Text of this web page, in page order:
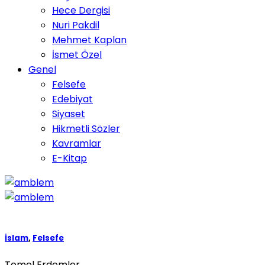
Hece Dergisi
Nuri Pakdil
Mehmet Kaplan
İsmet Özel
Genel
Felsefe
Edebiyat
Siyaset
Hikmetli Sözler
Kavramlar
E-Kitap
İslam, Felsefe